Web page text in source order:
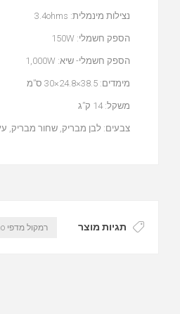
נצילות מינמלית: 3.4ohms
הספק חשמלי: 150W
הספק חשמלי- שיא: 1,000W
מימדים: 38.5×24.8×30 ס”מ
משקל: 14 ק”ג
צבעים: לבן מבריק, שחור מבריק,
תגיות מוצר רמקול מדפי cabasse murano